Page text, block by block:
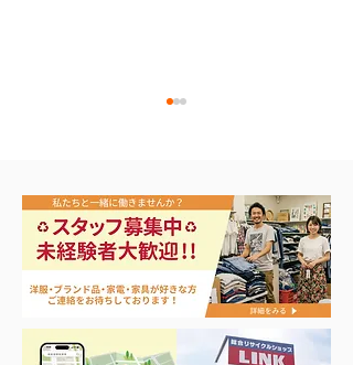
夏に向けて冷凍庫！大量
品揃え❗️